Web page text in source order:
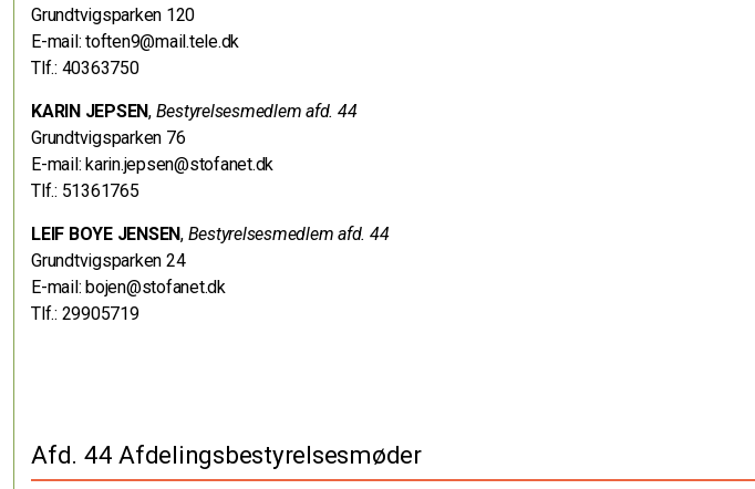
Grundtvigsparken 120
E-mail: toften9@mail.tele.dk
Tlf.: 40363750
KARIN JEPSEN, Bestyrelsesmedlem afd. 44
Grundtvigsparken 76
E-mail: karin.jepsen@stofanet.dk
Tlf.: 51361765
LEIF BOYE JENSEN, Bestyrelsesmedlem afd. 44
Grundtvigsparken 24
E-mail: bojen@stofanet.dk
Tlf.: 29905719
Afd. 44 Afdelingsbestyrelsesmøder